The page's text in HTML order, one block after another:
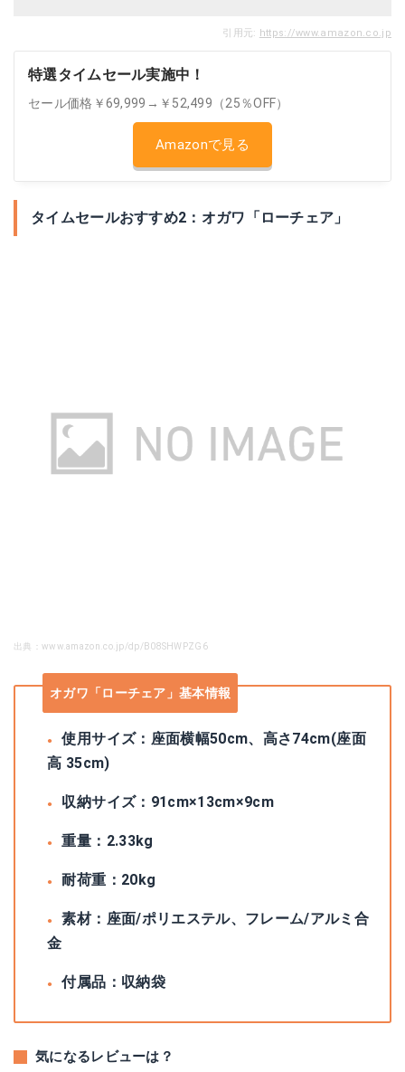
引用元: https://www.amazon.co.jp
特選タイムセール実施中！
セール価格￥69,999→￥52,499（25％OFF）
Amazonで見る
タイムセールおすすめ2：オガワ「ローチェア」
出典：www.amazon.co.jp/dp/B08SHWPZG6
オガワ「ローチェア」基本情報
使用サイズ：座面横幅50cm、高さ74cm(座面
高 35cm)
収納サイズ：91cm×13cm×9cm
重量：2.33kg
耐荷重：20kg
素材：座面/ポリエステル、フレーム/アルミ合
金
付属品：収納袋
気になるレビューは？